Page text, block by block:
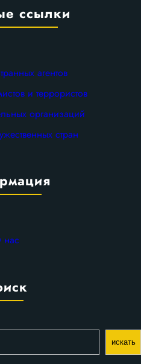
ссылки
агентов
и террористов
организаций
стран
искать